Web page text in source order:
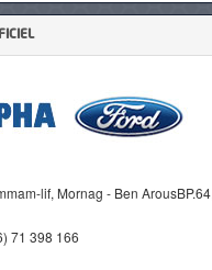
lif, Mornag - Ben
71 398 166